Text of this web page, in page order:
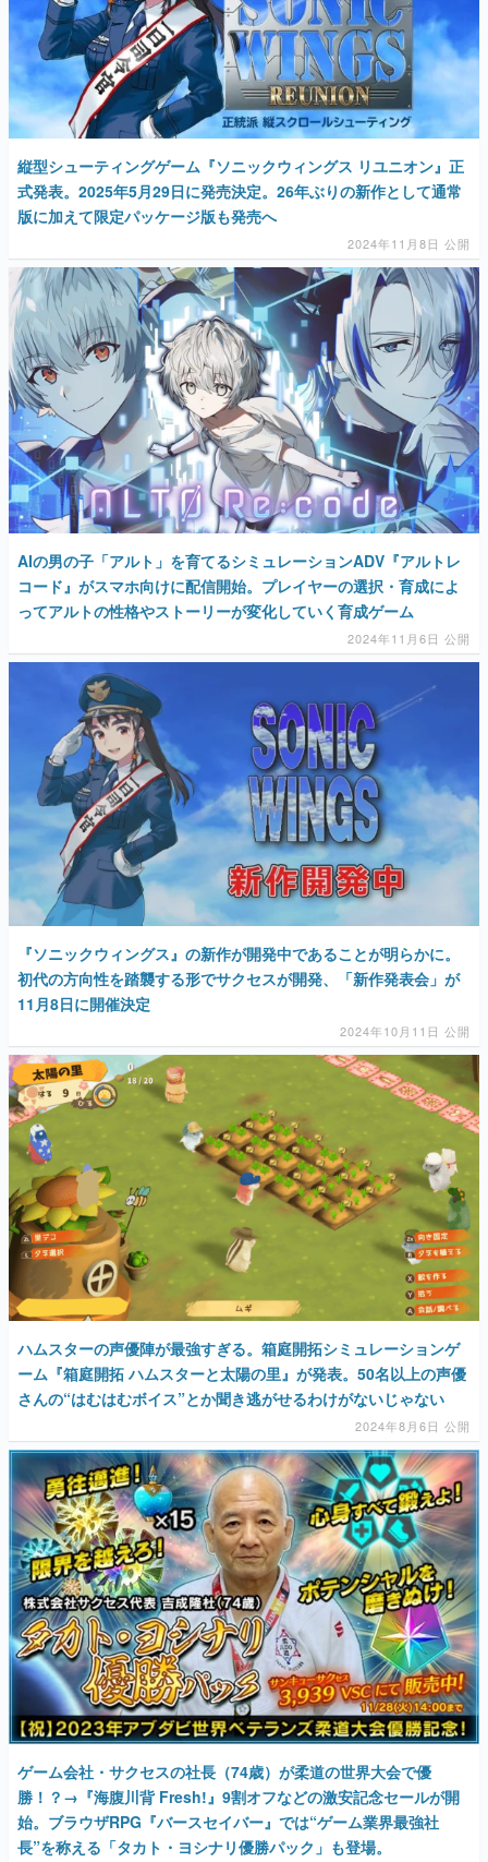
アプリレビュー
その他
電ファミニコゲーマーとは？
運営：株式会社マレ
縦型シューティングゲーム『ソニックウィングス リユニオン』正
式発表。2025年5月29日に発売決定。26年ぶりの新作として通常
版に加えて限定パッケージ版も発売へ
2024年11月8日 公開
AIの男の子「アルト」を育てるシミュレーションADV『アルトレ
コード』がスマホ向けに配信開始。プレイヤーの選択・育成によ
ってアルトの性格やストーリーが変化していく育成ゲーム
2024年11月6日 公開
『ソニックウィングス』の新作が開発中であることが明らかに。
初代の方向性を踏襲する形でサクセスが開発、「新作発表会」が
11月8日に開催決定
2024年10月11日 公開
ハムスターの声優陣が最強すぎる。箱庭開拓シミュレーションゲ
ーム『箱庭開拓 ハムスターと太陽の里』が発表。50名以上の声優
さんの“はむはむボイス”とか聞き逃がせるわけがないじゃない
2024年8月6日 公開
ゲーム会社・サクセスの社長（74歳）が柔道の世界大会で優
勝！？→『海腹川背 Fresh!』9割オフなどの激安記念セールが開
始。ブラウザRPG『バースセイバー』では“ゲーム業界最強社
長”を称える「タカト・ヨシナリ優勝パック」も登場。